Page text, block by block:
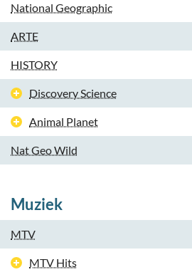
National Geographic
ARTE
HISTORY
Discovery Science
Animal Planet
Nat Geo Wild
Muziek
MTV
MTV Hits